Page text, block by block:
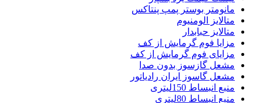
مانومتر بوستر پمپ پنتاکس
متالایز الومنیوم
متالایز حبابدار
مزایا فوم گرمایش از کف
مزایای فوم گرمایش از کف
مشعل گازسوز بدون صدا
مشعل گاسوز ایران رادیاتور
منبع انبساط 150لیتری
منبع انبساط 80لیتری